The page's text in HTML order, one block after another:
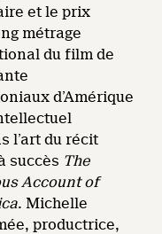
et le prix
métrage
du film de
d’Amérique
l’art du récit
succès The
Account of
. Michelle
productrice,